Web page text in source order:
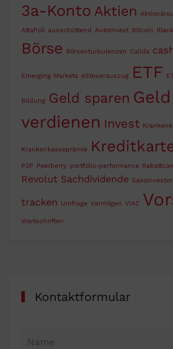
3a-Konto Aktien
AttaPoll ausschüttend AutoInvest Bitcoin
Börse Börsenturbulenzen Calida
Emerging Markets eSteuerauszug ETF
Bildung Geld sparen Geld
verdienen Invest
Krankenkasseprämie
P2P Peerberry portfolio-performance
Revolut Sachdividende SaxoInvestor
tracken Umfrage Vermögen VIAC
Wertschriften
Kontaktformular